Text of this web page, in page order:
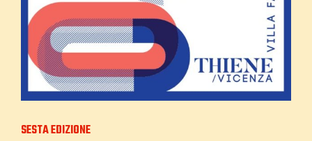
SESTA EDIZIONE